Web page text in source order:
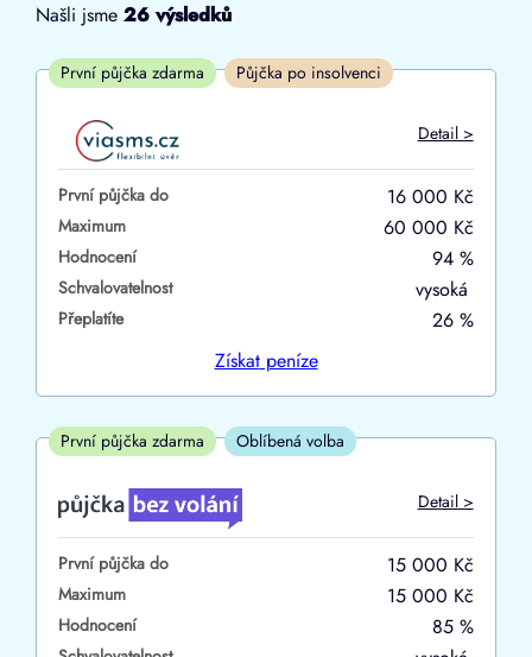
Od
První půjčka zdarma
–
ano
ne
ano
ne
V exekuci
ano
ne
Po insolvenci
Našli jsme26 výsledků
První půjčka zdarma Půjčka po insolvenci
Detail >
První půjčka do 16 000 Kč
Maximum 60 000 Kč
Hodnocení 94 %
Schvalovatelnost vysoká
Přeplatíte
26 %
Získatpeníze
První půjčka zdarma Oblíbená volba
Detail >
První půjčka do 15 000 Kč
Maximum 15 000 Kč
Hodnocení 85 %